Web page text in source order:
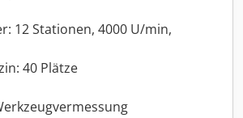
12 Stationen, 4000 U/min,
40 Plätze